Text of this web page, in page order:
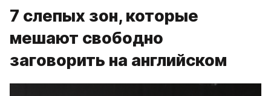
7 слепых зон, которые
мешают свободно
заговорить на английском